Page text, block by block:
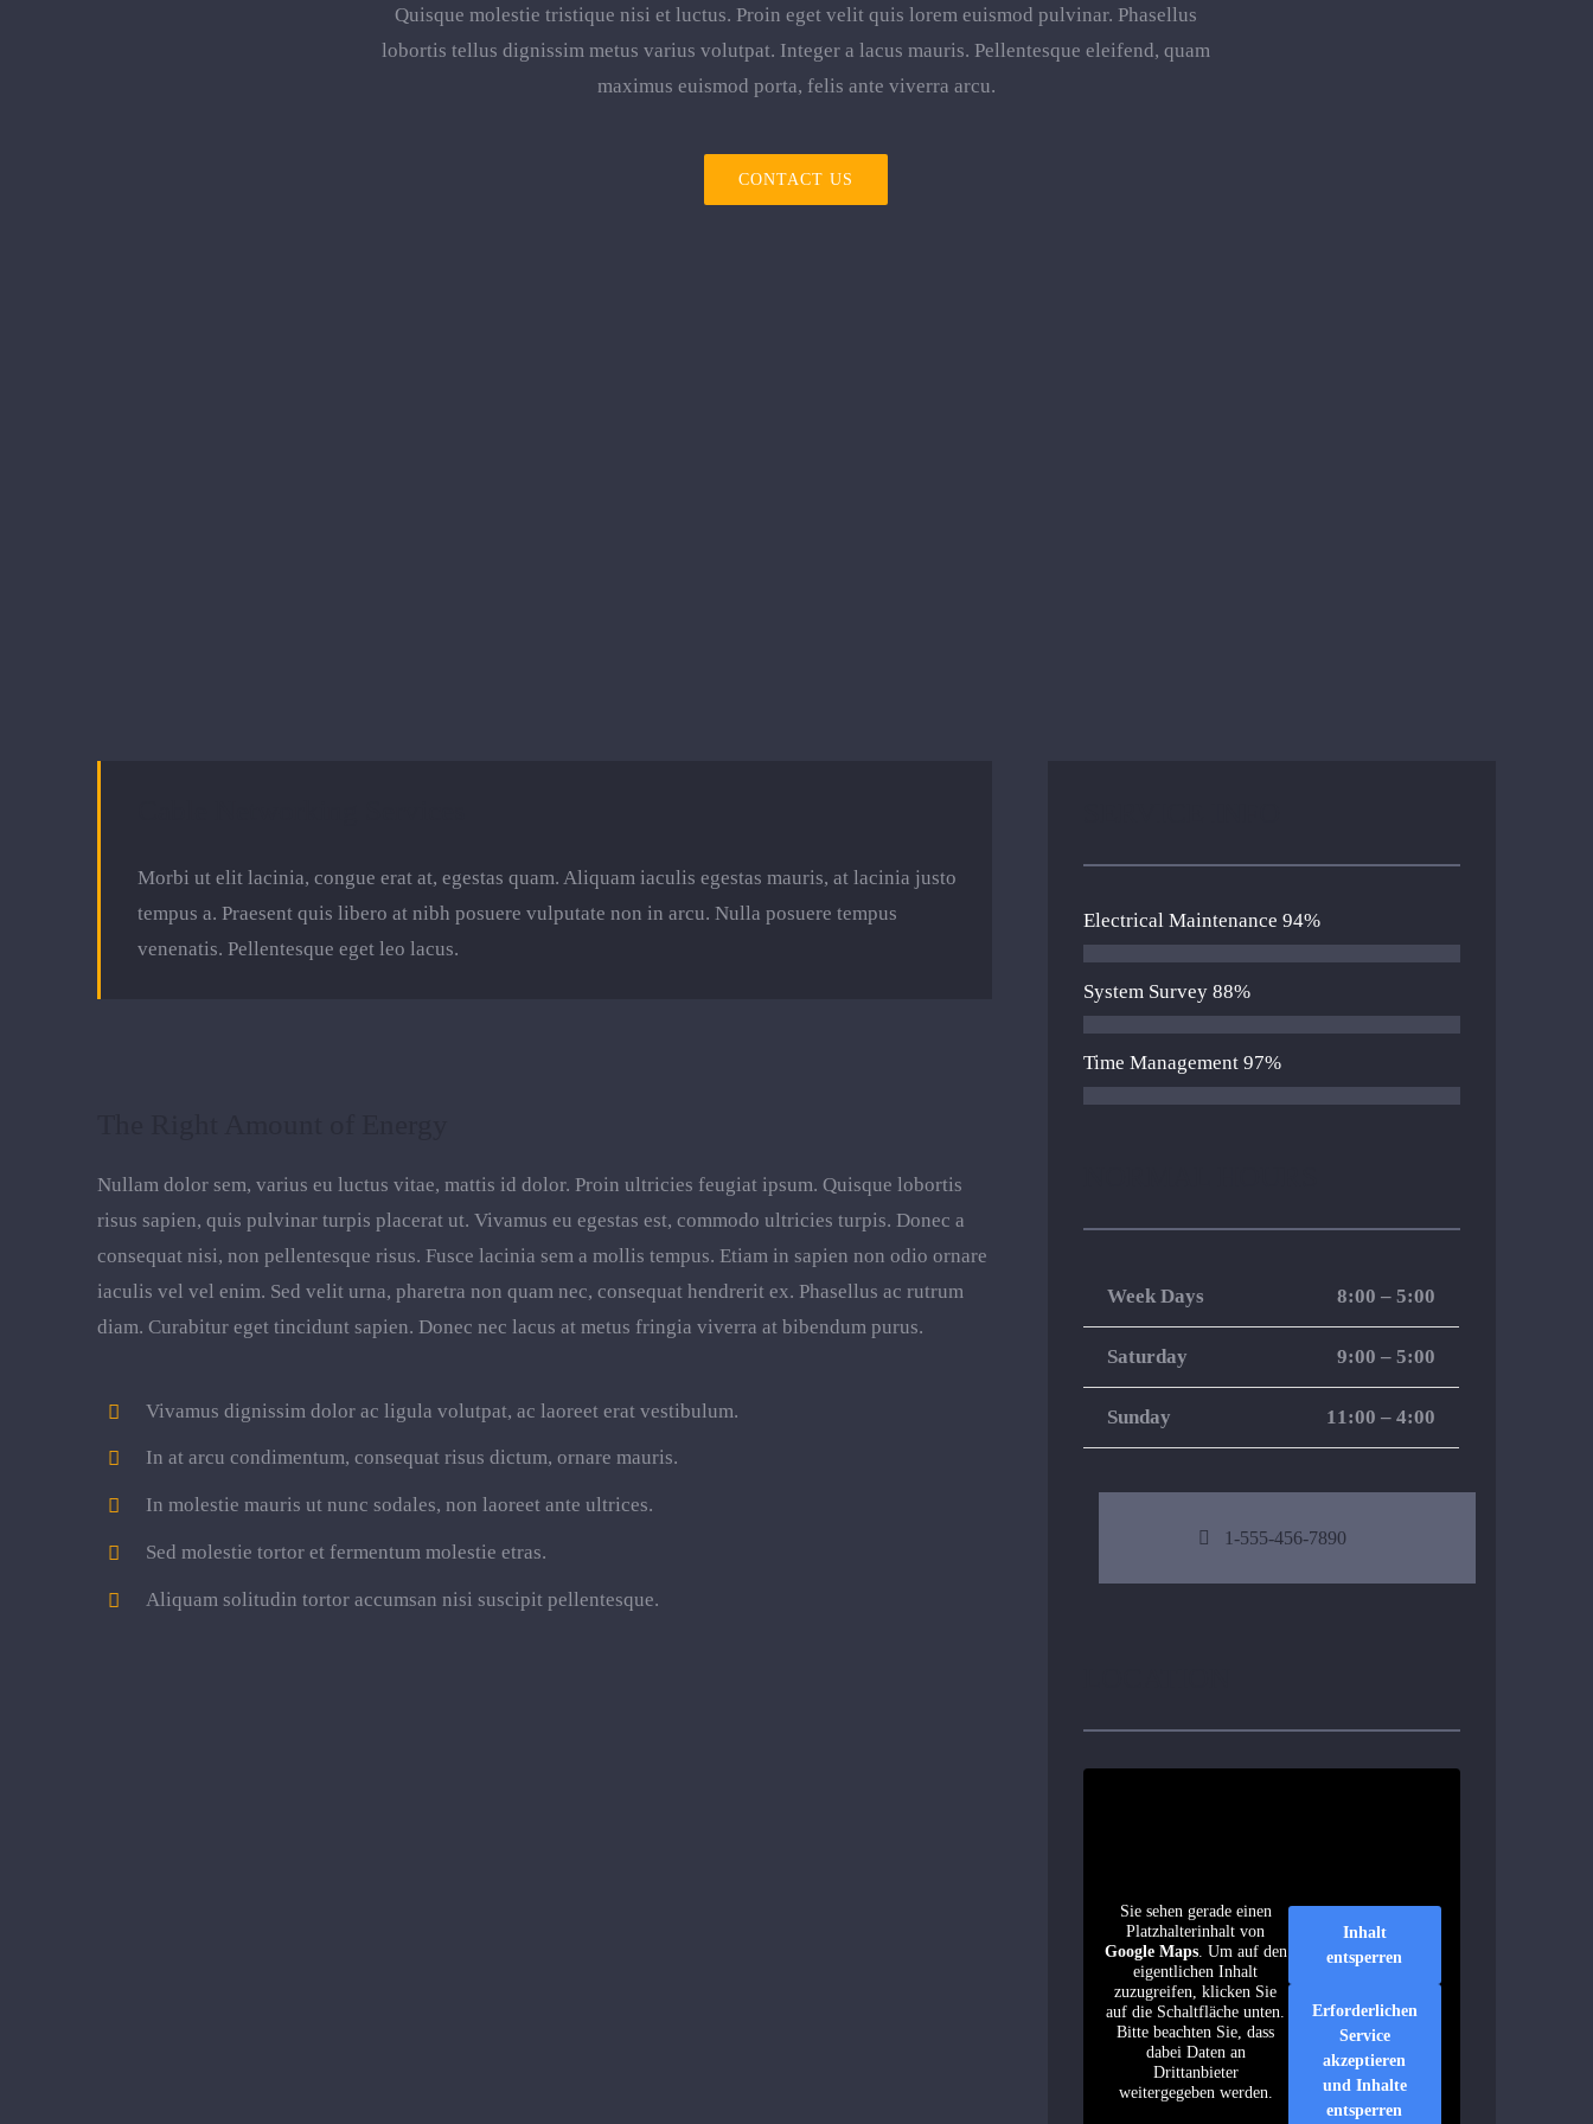
Quisque molestie tristique nisi et luctus. Proin eget velit quis lorem euismod pulvinar. Phasellus
lobortis tellus dignissim metus varius volutpat. Integer a lacus mauris. Pellentesque eleifend, quam
maximus euismod porta, felis ante viverra arcu.
CONTACT US
Morbi ut elit lacinia, congue erat at, egestas quam. Aliquam iaculis egestas mauris, at lacinia justo
tempus a. Praesent quis libero at nibh posuere vulputate non in arcu. Nulla posuere tempus
venenatis. Pellentesque eget leo lacus.
Nullam dolor sem, varius eu luctus vitae, mattis id dolor. Proin ultricies feugiat ipsum. Quisque lobortis
risus sapien, quis pulvinar turpis placerat ut. Vivamus eu egestas est, commodo ultricies turpis. Donec a
consequat nisi, non pellentesque risus. Fusce lacinia sem a mollis tempus. Etiam in sapien non odio ornare
iaculis vel vel enim. Sed velit urna, pharetra non quam nec, consequat hendrerit ex. Phasellus ac rutrum
diam. Curabitur eget tincidunt sapien. Donec nec lacus at metus fringia viverra at bibendum purus.
Vivamus dignissim dolor ac ligula volutpat, ac laoreet erat vestibulum.
In at arcu condimentum, consequat risus dictum, ornare mauris.
In molestie mauris ut nunc sodales, non laoreet ante ultrices.
Sed molestie tortor et fermentum molestie etras.
Aliquam solitudin tortor accumsan nisi suscipit pellentesque.
Electrical Maintenance94%
System Survey 88%
Time Management 97%
Week Days 8:00 – 5:00
Saturday 9:00 – 5:00
Sunday 11:00 – 4:00
1-555-456-7890
Sie sehen gerade einen
Platzhalterinhalt von
Google Maps. Um auf den
eigentlichen Inhalt
zuzugreifen, klicken Sie
auf die Schaltfläche unten.
Bitte beachten Sie, dass
dabei Daten an
Drittanbieter
weitergegeben werden.
Inhalt
entsperren
Erforderlichen
Service
akzeptieren
und Inhalte
entsperren